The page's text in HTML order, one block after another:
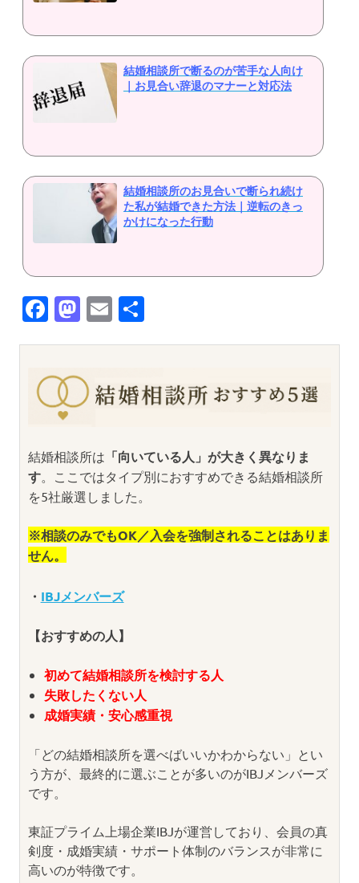
結婚相談所で断るのが苦手な人向け
｜お見合い辞退のマナーと対応法
結婚相談所のお見合いで断られ続け
た私が結婚できた方法｜逆転のきっ
かけになった行動
Facebook
Mastodon
Email
結婚相談所は 「向いている人」が大きく異なりま
す。ここではタイプ別におすすめできる結婚相談所
を5社厳選しました。
※相談のみでもOK／入会を強制されることはありま
せん。
・ IBJメンバーズ
【おすすめの人】
初めて結婚相談所を検討する人
失敗したくない人
成婚実績・安心感重視
「どの結婚相談所を選べばいいかわからない」とい
う方が、最終的に選ぶことが多いのがIBJメンバーズ
です。
東証プライム上場企業IBJが運営しており、会員の真
剣度・成婚実績・サポート体制のバランスが非常に
高いのが特徴です。